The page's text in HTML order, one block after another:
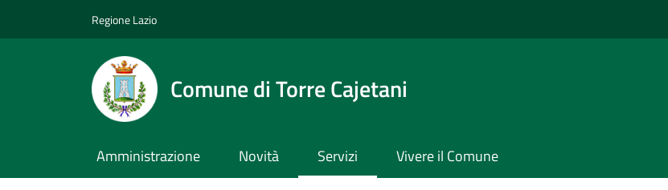
Regione Lazio
Comune di Torre Cajetani
Amministrazione Novità Servizi Vivere il Comune